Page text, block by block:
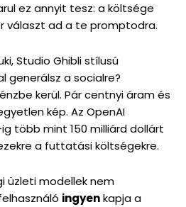
ez annyit tesz: a költsége
választ ad a te promptodra.
Studio Ghibli stílusú
generálsz a socialre?
kerül. Pár centnyi áram és
kép. Az OpenAI
több mint 150 milliárd dollárt
a futtatási költségekre.
üzleti modellek nem
ingyenkapja a